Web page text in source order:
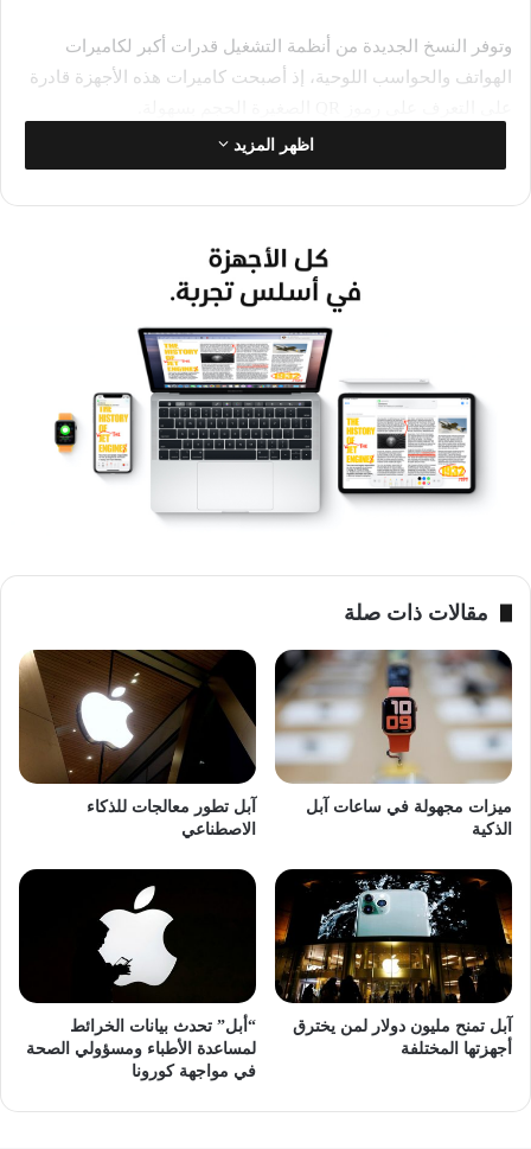
وتوفر النسخ الجديدة من أنظمة التشغيل قدرات أكبر لكاميرات
الهواتف والحواسب اللوحية، إذ أصبحت كاميرات هذه الأجهزة قادرة
كما عالجت هذه النسخ مشكلات الصور في صيغ HDR بالنسبة
إلى المشكلات التي كانت تواحه بعض المستخدمين بالرد على
المكالمات عندما تكون الشاشة مقفلة.
وفي قائمة الإعدادات في نسختي أنظمة التشغيل الجديدتين بات
بإمكان المستخدم تحديد السماعات المرتبطة مع جهازه عبر البلوتوث
لتقوم السماعات بعرض الإشعارات الصوتية.
آبل نظام iOS
اظهر المزيد
مقالات ذات صلة
ميزات مجهولة في ساعات آبل
الذكية
آبل تطور معالجات للذكاء
الاصطناعي
آبل تمنح مليون دولار لمن يخترق
أجهزتها المختلفة
“أبل” تحدث بيانات الخرائط
لمساعدة الأطباء ومسؤولي الصحة
في مواجهة كورونا